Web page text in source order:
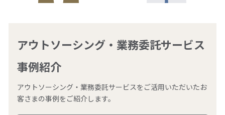
アウトソーシング・業務委託サービス
事例紹介
アウトソーシング・業務委託サービスをご活用いただいたお
客さまの事例をご紹介します。